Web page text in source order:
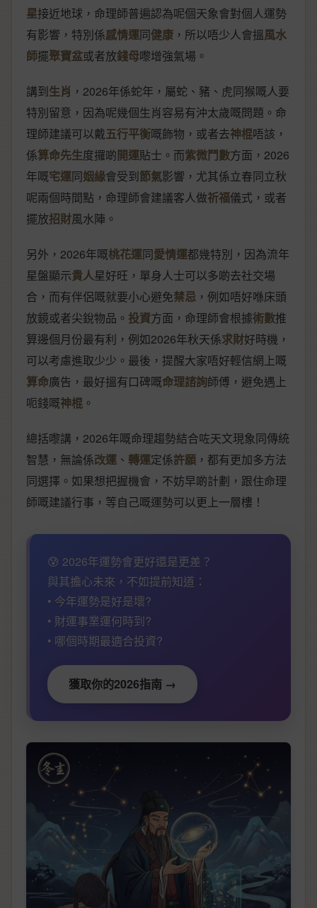
星接近地球，命理師普遍認為呢個天象會對個人運勢
有影響，特別係感情運同健康 ，所以唔少人會搵風水
師擺聚寶盆或者放錢母嚟增強氣場。
講到生肖 ，2026年係蛇年，屬蛇、豬、虎同猴嘅人要
特別留意，因為呢幾個生肖容易有沖太歲嘅問題。命
理師建議可以戴五行平衡嘅飾物，或者去神棍唔該，
係算命先生度攞啲開運貼士。而紫微鬥數方面，2026
年嘅宅運同姻緣會受到節氣影響，尤其係立春同立秋
呢兩個時間點，命理師會建議客人做祈福儀式，或者
擺放招財風水陣。
另外，2026年嘅桃花運同愛情運都幾特別，因為流年
星盤顯示貴人星好旺，單身人士可以多啲去社交場
合，而有伴侶嘅就要小心避免禁忌 ，例如唔好喺床頭
放鏡或者尖銳物品。 投資方面，命理師會根據術數推
算邊個月份最有利，例如2026年秋天係求財好時機，
可以考慮進取少少。最後，提醒大家唔好輕信網上嘅
算命廣告，最好搵有口碑嘅命理諮詢師傅，避免遇上
呃錢嘅神棍 。
總括嚟講，2026年嘅命理趨勢結合咗天文現象同傳統
智慧，無論係改運 、 轉運定係許願 ，都有更加多方法
同選擇。如果想把握機會，不妨早啲計劃，跟住命理
師嘅建議行事，等自己嘅運勢可以更上一層樓！
😰 2026年運勢會更好還是更差？
與其擔心未來，不如提前知道：
• 今年運勢是好是壞?
• 財運事業運何時到?
• 哪個時期最適合投資?
獲取你的2026指南 →